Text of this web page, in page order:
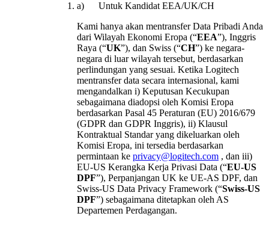
a) Untuk Kandidat EEA/UK/CH
Kami hanya akan mentransfer Data Pribadi Anda
dari Wilayah Ekonomi Eropa (“EEA”), Inggris
Raya (“UK”), dan Swiss (“CH”) ke negara-
negara di luar wilayah tersebut, berdasarkan
perlindungan yang sesuai. Ketika Logitech
mentransfer data secara internasional, kami
mengandalkan i) Keputusan Kecukupan
sebagaimana diadopsi oleh Komisi Eropa
berdasarkan Pasal 45 Peraturan (EU) 2016/679
(GDPR dan GDPR Inggris), ii) Klausul
Kontraktual Standar yang dikeluarkan oleh
Komisi Eropa, ini tersedia berdasarkan
permintaan ke privacy@logitech.com , dan iii)
EU-US Kerangka Kerja Privasi Data (“EU-US
DPF”), Perpanjangan UK ke UE-AS DPF, dan
Swiss-US Data Privacy Framework (“Swiss-US
DPF”) sebagaimana ditetapkan oleh AS
Departemen Perdagangan.